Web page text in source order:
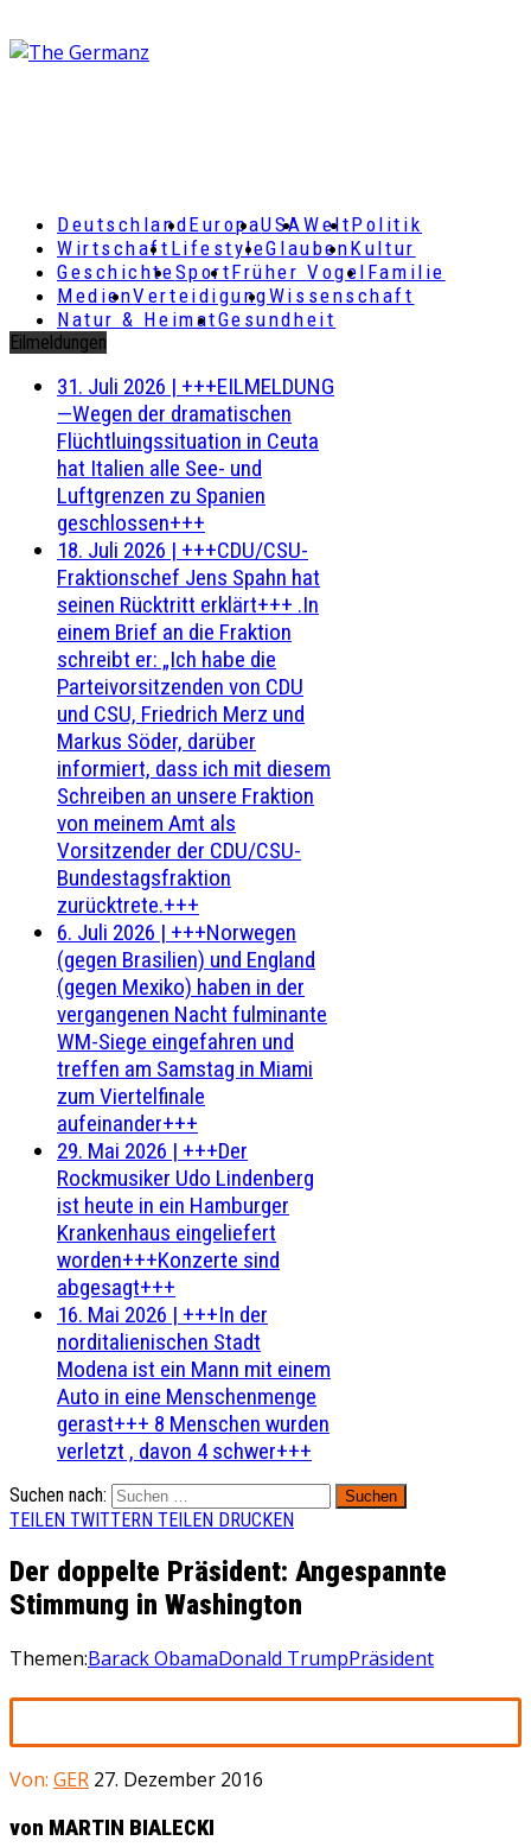
DeutschlandEuropaUSAWeltPolitik
Wirtschaft LifestyleGlaubenKultur
GeschichteSportFrüher Vogel Familie
MedienVerteidigungWissenschaft
Natur & HeimatGesundheit
Eilmeldungen
31. Juli 2026 | +++EILMELDUNG
—Wegen der dramatischen
Flüchtluingssituation in Ceuta
hat Italien alle See- und
Luftgrenzen zu Spanien
geschlossen+++
18. Juli 2026 | +++CDU/CSU-
Fraktionschef Jens Spahn hat
seinen Rücktritt erklärt+++ .In
einem Brief an die Fraktion
schreibt er: „Ich habe die
Parteivorsitzenden von CDU
und CSU, Friedrich Merz und
Markus Söder, darüber
informiert, dass ich mit diesem
Schreiben an unsere Fraktion
von meinem Amt als
Vorsitzender der CDU/CSU-
Bundestagsfraktion
zurücktrete.+++
6. Juli 2026 | +++Norwegen
(gegen Brasilien) und England
(gegen Mexiko) haben in der
vergangenen Nacht fulminante
WM-Siege eingefahren und
treffen am Samstag in Miami
zum Viertelfinale
aufeinander+++
29. Mai 2026 | +++Der
Rockmusiker Udo Lindenberg
ist heute in ein Hamburger
Krankenhaus eingeliefert
worden+++Konzerte sind
abgesagt+++
16. Mai 2026 | +++In der
norditalienischen Stadt
Modena ist ein Mann mit einem
Auto in eine Menschenmenge
gerast+++ 8 Menschen wurden
verletzt , davon 4 schwer+++
Suchen nach:
TEILEN TWITTERN TEILEN DRUCKEN
Der doppelte Präsident: Angespannte
Stimmung in Washington
Themen:Barack ObamaDonald TrumpPräsident
Von: GER 27. Dezember 2016
von MARTIN BIALECKI